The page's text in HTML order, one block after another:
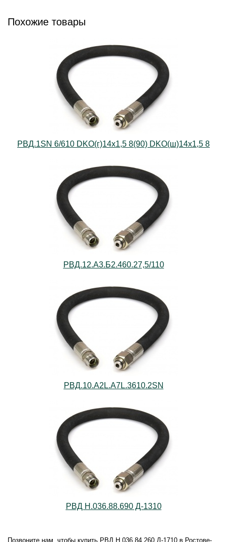
Похожие товары
РВД.1SN 6/610 DKO(г)14х1,5 8(90) DKO(ш)14х1,5 8
РВД.12.А3.Б2.460.27,5/110
РВД.10.А2L.А7L.3610.2SN
РВД Н.036.88.690 Д-1310
Позвоните нам, чтобы купить РВД Н.036.84.260 Д-1710 в Ростове-